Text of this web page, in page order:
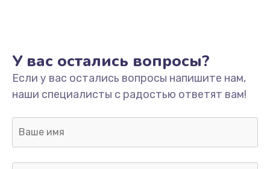
995 руб.
Заказать
Замена шлейфа матрицы
У вас остались вопросы?
Если у вас остались вопросы напишите нам,
наши специалисты с радостью ответят вам!